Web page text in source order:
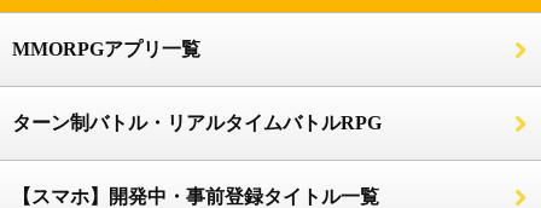
MMORPGアプリ一覧
ターン制バトル・リアルタイムバトルRPG
【スマホ】開発中・事前登録タイトル一覧